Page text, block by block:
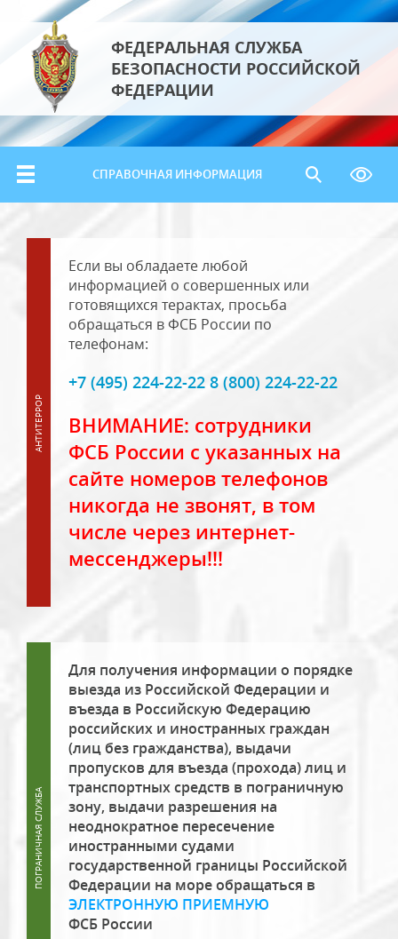
ФЕДЕРАЛЬНАЯ СЛУЖБА
БЕЗОПАСНОСТИ РОССИЙСКОЙ
ФЕДЕРАЦИИ
СПРАВОЧНАЯ ИНФОРМАЦИЯ
Если вы обладаете любой
информацией о совершенных или
готовящихся терактах, просьба
обращаться в ФСБ России по
телефонам:
+7 (495) 224-22-22 8 (800) 224-22-22
ВНИМАНИЕ: сотрудники
ФСБ России с указанных на
сайте номеров телефонов
никогда не звонят, в том
числе через интернет-
мессенджеры!!!
Для получения информации о порядке
выезда из Российской Федерации и
въезда в Российскую Федерацию
российских и иностранных граждан
(лиц без гражданства), выдачи
пропусков для въезда (прохода) лиц и
транспортных средств в пограничную
зону, выдачи разрешения на
неоднократное пересечение
иностранными судами
государственной границы Российской
Федерации на море обращаться в
ЭЛЕКТРОННУЮ ПРИЕМНУЮ
ФСБ России